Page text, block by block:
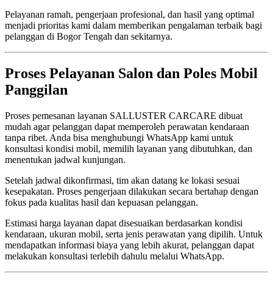
Pelayanan ramah, pengerjaan profesional, dan hasil yang optimal
menjadi prioritas kami dalam memberikan pengalaman terbaik bagi
pelanggan di Bogor Tengah dan sekitarnya.
Proses Pelayanan Salon dan Poles Mobil
Panggilan
Proses pemesanan layanan SALLUSTER CARCARE dibuat
mudah agar pelanggan dapat memperoleh perawatan kendaraan
tanpa ribet. Anda bisa menghubungi WhatsApp kami untuk
konsultasi kondisi mobil, memilih layanan yang dibutuhkan, dan
menentukan jadwal kunjungan.
Setelah jadwal dikonfirmasi, tim akan datang ke lokasi sesuai
kesepakatan. Proses pengerjaan dilakukan secara bertahap dengan
fokus pada kualitas hasil dan kepuasan pelanggan.
Estimasi harga layanan dapat disesuaikan berdasarkan kondisi
kendaraan, ukuran mobil, serta jenis perawatan yang dipilih. Untuk
mendapatkan informasi biaya yang lebih akurat, pelanggan dapat
melakukan konsultasi terlebih dahulu melalui WhatsApp.